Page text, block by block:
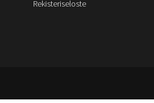
Rekisteriseloste